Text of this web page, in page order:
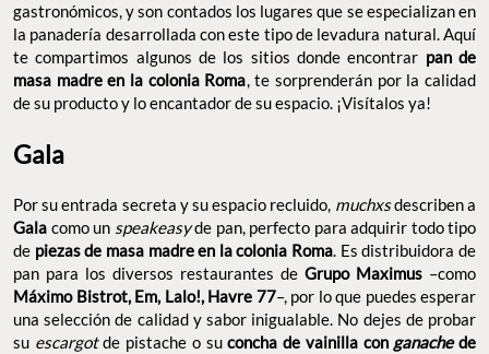
gastronómicos, y son contados los lugares que se especializan en
la panadería desarrollada con este tipo de levadura natural. Aquí
te compartimos algunos de los sitios donde encontrar pan de
masa madre en la colonia Roma, te sorprenderán por la calidad
de su producto y lo encantador de su espacio. ¡Visítalos ya!
Gala
Por su entrada secreta y su espacio recluido, muchxsdescriben a
Gala como un speakeasyde pan, perfecto para adquirir todo tipo
de piezas de masa madre en la colonia Roma. Es distribuidora de
pan para los diversos restaurantes de Grupo Maximus –como
Máximo Bistrot, Em, Lalo!, Havre 77–, por lo que puedes esperar
una selección de calidad y sabor inigualable. No dejes de probar
su escargotde pistache o suconcha de vainilla con ganachede